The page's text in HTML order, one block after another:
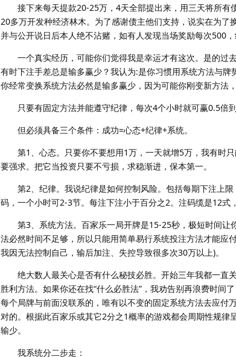
接下来每天提款20-25万，4天全部提出来，用三天将所有
20多万开发种经济林木。为了感谢债主他们支持，说实在为了
并与公开说日后本人绝不沾赌，如有人发现当场奖励每次500，
一个真实经历，可能你们觉得我是幸运才有这次。是的过
有时下注手差总是输多赢少？我认为:是你习惯用系统方法与
你经常变换系统方法必然是输多赢少，因为可能你刚变新方法
只要有固定方法并能遵守纪律，每次4个小时就可赢0.5倍到
但必须具备三个条件：成功=心态+纪律+系统。
第1、心态。只要你不要想用1万，一天就增5万，我有时
要强求。把它当投资只要不亏损，求稳渐进，保本第一。
第2、纪律。我说纪律是如何控制风险。包括每期下注上限
码，一个小时可2-3节。每注下注小于百分之2。注码缆是12式
第3、系统方法。百家乐一局开牌是15-25秒，极短时间让
法必然时间不足够，所以只能用简单易行系统投注方法才能应
我因无法控制自己，输后加注、失控导致很多次30万以上)。
绝大数人最关心是否有什么秘技必胜。开始三年我都一直
胜利方法。如果你还在找“什么必胜法”，我劝告别再浪费时间
每个局牌与前面没联系的，唯有以不变的固定系统方法去应付
对的。根据此百家乐或其它2分之1概率的游戏都会周期性规
输少。
我系统分二步走：